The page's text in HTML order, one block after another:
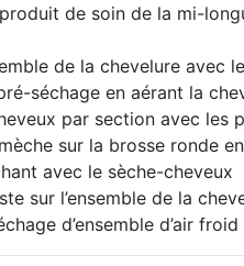
de soin de la mi-
de la chevelure avec
séchage en aérant la
par section avec les
sur la brosse ronde
avec le sèche-cheveux
sur l’ensemble de la
d’ensemble d’air